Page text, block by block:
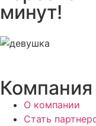
минут!
Компания
О компании
Стать